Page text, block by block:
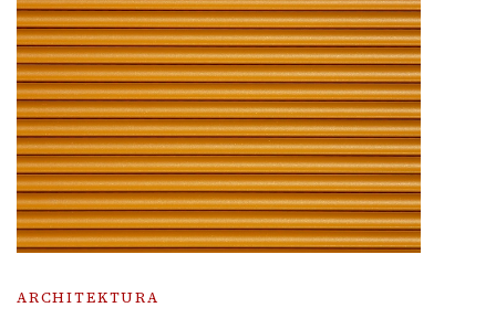
ARCHITEKTURA